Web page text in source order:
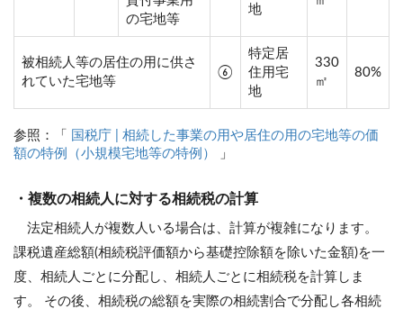
の宅地等
地
被相続人等の居住の用に供さ
れていた宅地等
⑥
特定居
住用宅
地
330
㎡
80%
参照：「
国税庁 | 相続した事業の用や居住の用の宅地等の価
額の特例（小規模宅地等の特例）
」
・複数の相続人に対する相続税の計算
法定相続人が複数人いる場合は、計算が複雑になります。
課税遺産総額(相続税評価額から基礎控除額を除いた金額)を一
度、相続人ごとに分配し、相続人ごとに相続税を計算しま
す。 その後、相続税の総額を実際の相続割合で分配し各相続